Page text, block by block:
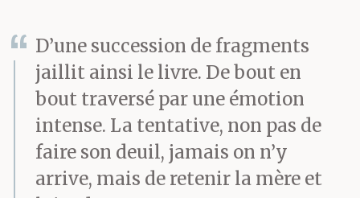
D’une succession de fragments
jaillit ainsi le livre. De bout en
bout traversé par une émotion
intense. La tentative, non pas de
faire son deuil, jamais on n’y
arrive, mais de retenir la mère et